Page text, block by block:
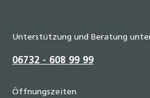
Unterstützung und Beratung
06732 - 608 99 99
Öffnungszeiten